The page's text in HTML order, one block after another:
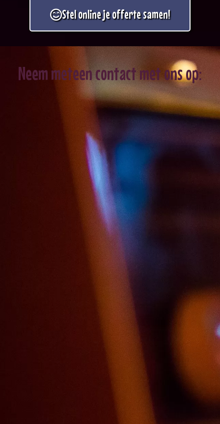
Stel online je offerte samen!
Neem meteen contact met ons op: